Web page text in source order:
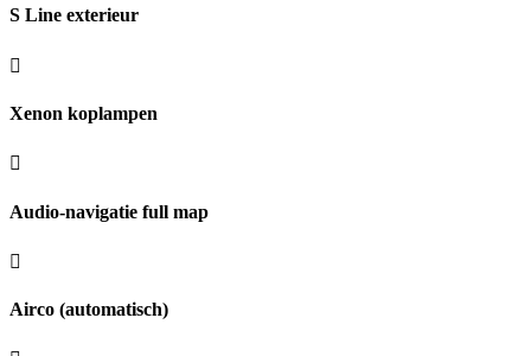
S Line exterieur
Xenon koplampen
Audio-navigatie full map
Airco (automatisch)